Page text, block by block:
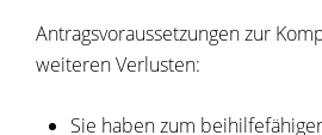
Antragsvoraussetzungen zur
weiteren Verlusten:
Sie haben zum